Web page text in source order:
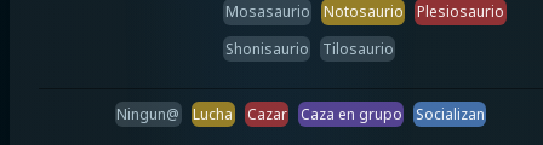
Mosasaurio
Notosaurio
Plesiosaurio
Shonisaurio
Tilosaurio
Ningun@ Lucha Cazar Caza en grupo Socializan